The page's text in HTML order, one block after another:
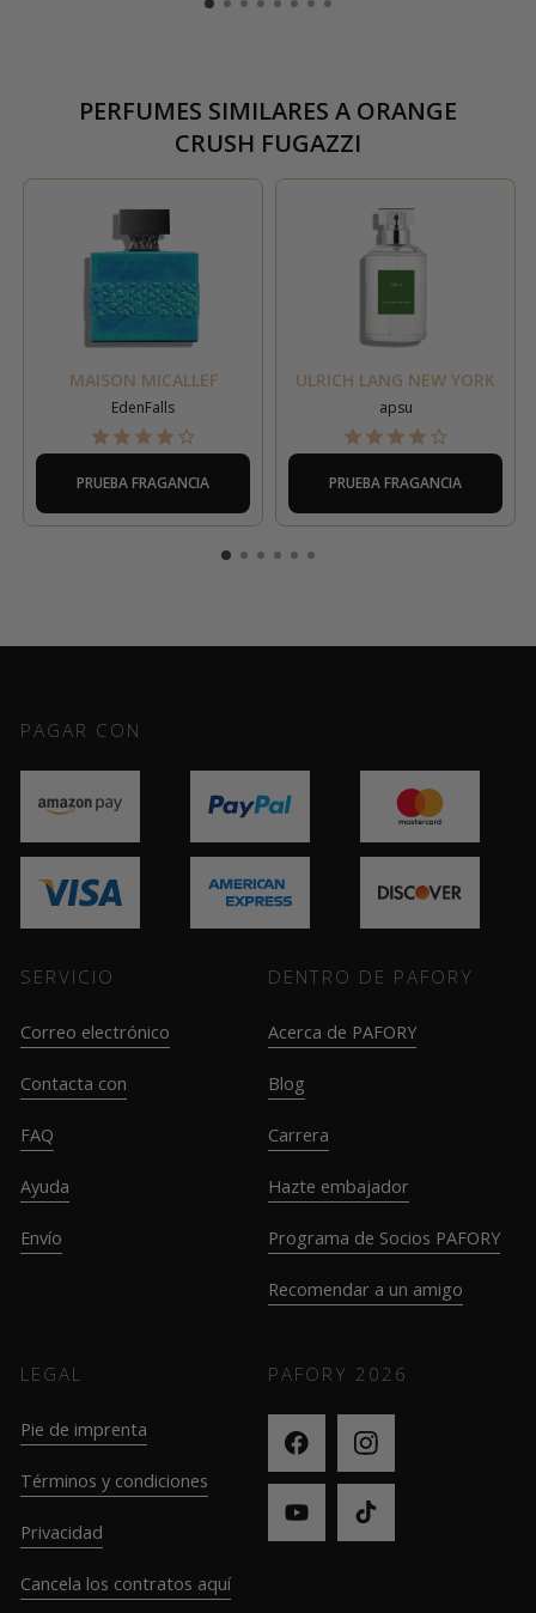
PERFUMES SIMILARES A ORANGE
CRUSH FUGAZZI
MAISON MICALLEF
EdenFalls
PRUEBA FRAGANCIA
ULRICH LANG NEW YORK
apsu
PRUEBA FRAGANCIA
PAGAR CON
SERVICIO
Correo electrónico
Contacta con
FAQ
Ayuda
Envío
DENTRO DE PAFORY
Acerca de PAFORY
Blog
Carrera
Hazte embajador
Programa de Socios PAFORY
Recomendar a un amigo
LEGAL
Pie de imprenta
Términos y condiciones
Privacidad
Cancela los contratos aquí
PAFORY 2026